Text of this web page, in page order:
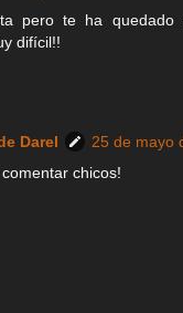
pero te ha quedado
difícil!!
Darel
25 de mayo
chicos!